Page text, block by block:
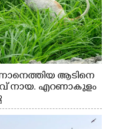
ആടിനെ
നായ. എറണാകുളം